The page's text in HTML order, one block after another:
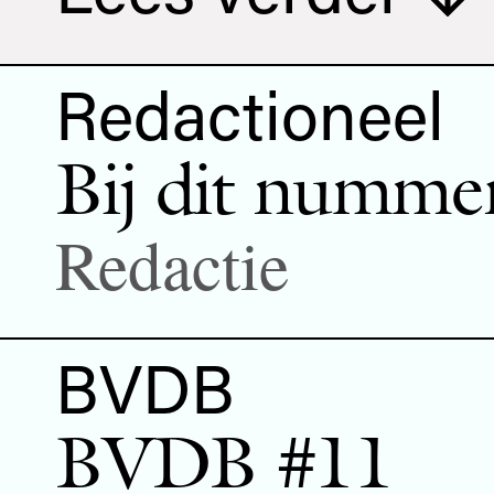
Redactioneel
Bij dit
Redactie
BVDB
BVDB #11